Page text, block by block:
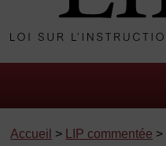
Accueil > LIP commentée >